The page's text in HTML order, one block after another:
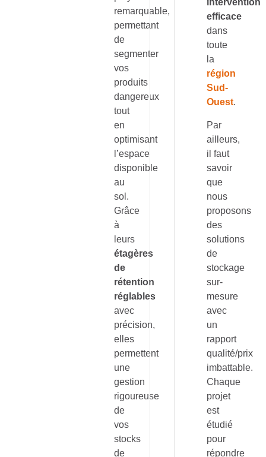
remarquable,
permettant
de
segmenter
vos
produits
dangereux
tout
en
optimisant
l’espace
disponible
au
sol.
Grâce
à
leurs
étagères
de
rétention
réglables
avec
précision,
elles
permettent
une
gestion
rigoureuse
de
vos
stocks
de
intervention
efficace
dans
toute
la
région
Sud-
Ouest.
Par
ailleurs,
il faut
savoir
que
nous
proposons
des
solutions
de
stockage
sur-
mesure
avec
un
rapport
qualité/prix
imbattable.
Chaque
projet
est
étudié
pour
répondre